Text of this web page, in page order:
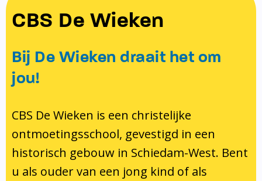
School
School
Onze visie rondom christelijke
identiteit
Pedagogisch klimaat en veiligheid
Bibliotheek
Ondersteuning
Ouders
MR & GMR
Aanmelden nieuwe leerling
Verlof aanvragen
Bibliotheek op school
Te weinig geld?
Contact
CBS De Wieken
Bij De Wieken draait het om
jou!
CBS De Wieken is een christelijke
ontmoetingsschool, gevestigd in een
historisch gebouw in Schiedam-West. Bent
u als ouder van een jong kind of als